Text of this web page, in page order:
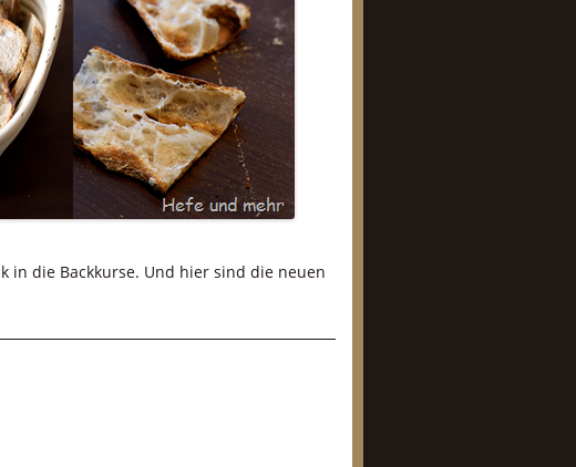
in die Backkurse. Und hier sind die neuen